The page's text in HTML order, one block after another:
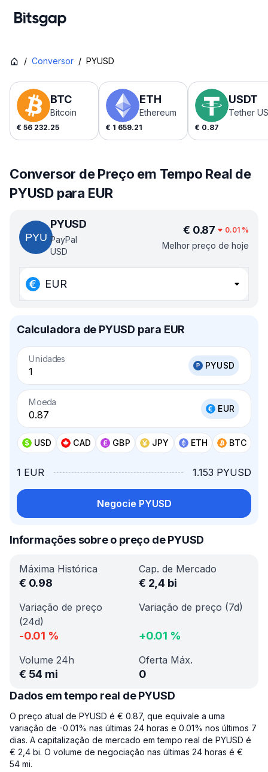
/ Conversor / PYUSD
BTC
Bitcoin
€ 56 232.25
ETH
Ethereum
€ 1 659.21
USDT
Tether
€ 0.87
Conversor de Preço em Tempo Real de
PYUSD para EUR
PYUSD
PayPal
USD
€ 0.87 0.01 %
Melhor preço de hoje
EUR
Calculadora de PYUSD para EUR
Unidades
PYUSD
Moeda
EUR
USD CAD GBP JPY ETH BTC
1 EUR 1.153 PYUSD
Negocie PYUSD
Informações sobre o preço de PYUSD
Máxima Histórica
€ 0.98
Cap. de Mercado
€ 2,4 bi
Variação de preço
(24d)
-0.01 %
Variação de preço (7d)
+0.01 %
Volume 24h
€ 54 mi
Oferta Máx.
0
Dados em tempo real de PYUSD
O preço atual de PYUSD é € 0.87, que equivale a uma
variação de -0.01% nas últimas 24 horas e 0.01% nos últimos 7
dias. A capitalização de mercado em tempo real de PYUSD é
€ 2,4 bi. O volume de negociação nas últimas 24 horas é €
54 mi.